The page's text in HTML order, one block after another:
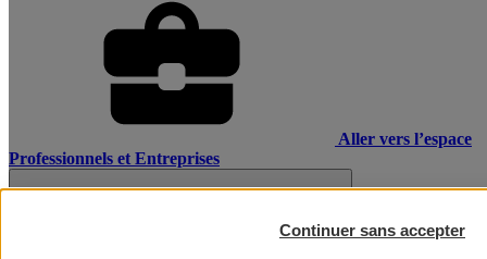
Aller vers l’espace
Professionnels et Entreprises
Continuer sans accepter